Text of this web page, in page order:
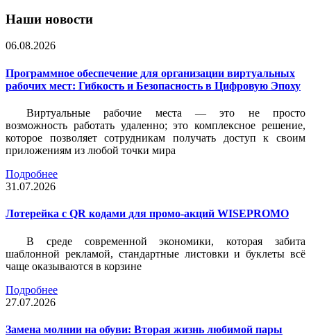
Наши новости
06.08.2026
Программное обеспечение для организации виртуальных
рабочих мест: Гибкость и Безопасность в Цифровую Эпоху
Виртуальные рабочие места — это не просто
возможность работать удаленно; это комплексное решение,
которое позволяет сотрудникам получать доступ к своим
приложениям из любой точки мира
Подробнее
31.07.2026
Лотерейка c QR кодами для промо-акций WISEPROMO
В среде современной экономики, которая забита
шаблонной рекламой, стандартные листовки и буклеты всё
чаще оказываются в корзине
Подробнее
27.07.2026
Замена молнии на обуви: Вторая жизнь любимой пары